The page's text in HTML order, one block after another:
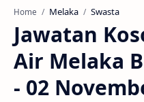
Home Melaka Swasta
Jawatan
Air Melaka
- 02